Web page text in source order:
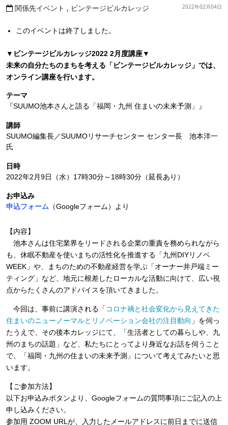
関係先イベント ビンテージビルカレッジ 2022年02月04日
このイベントは終了しました。
▼ビンテージビルカレッジ2022 2月度講座▼
未来の自分たちのまちを考える「ビンテージビルカレッジ」では、
オンライン講座を行います。
テーマ
『SUUMO池本さんと語る「福岡・九州 住まいの未来予測」』
講師
SUUMO編集長／SUUMOリサーチセンター センター長 池本洋一
氏
日時
2022年2月9日（水）17時30分～18時30分（延長あり）
お申込み
申込フォーム （Googleフォーム）より
【内容】
池本さんは住宅業界をリードされる企業の重責を務められながら
も、休眠不動産を使いまちの活性化を推進する「九州DIYリノベ
WEEK」や、まちのための不動産経営を学ぶ「オーナー井戸端ミー
ティング」など、地元に根差したローカルな活動に向けて、広い視
点からたくさんのアドバイスを頂いてきました。
今回は、事前に講演される「 コロナ禍と社会変化から見えてきた
住まいのニューノーマルとリノベーション会社の注目動向 」を伺っ
たうえで、その後本カレッジにて、「生活者としての暮らしや、九
州のまちの話題」など、私たちにとってより身近なお話を伺うこと
で、「福岡・九州の住まいの未来予測」について考えてみたいと思
います。
【ご参加方法】
以下お申込みボタンより、Googleフォームの質問事項にご記入の上
申し込みください。
参加用 ZOOM URLが、入力したメールアドレスに前日までに送信